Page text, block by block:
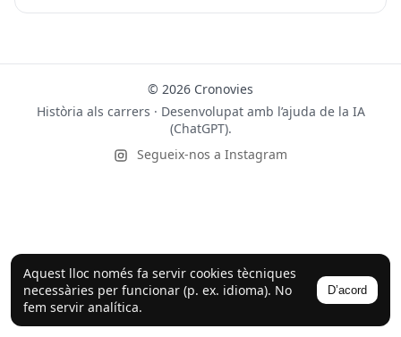
Aquest lloc només fa servir cookies tècniques
necessàries per funcionar (p. ex. idioma). No
fem servir analítica.
D’acord
© 2026 Cronovies
Història als carrers · Desenvolupat amb l’ajuda de la IA
(ChatGPT).
Segueix-nos a Instagram